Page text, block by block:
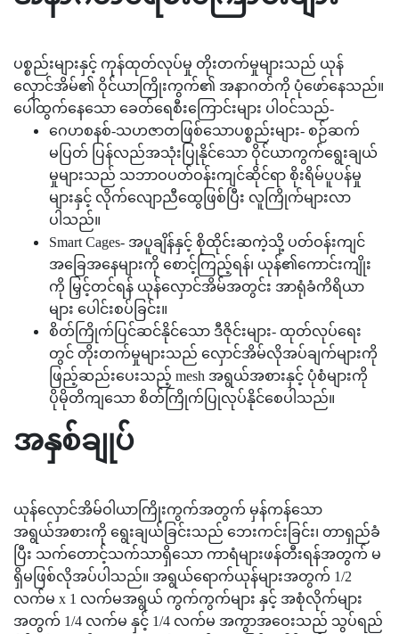
ပစ္စည်းများနှင့် ကုန်ထုတ်လုပ်မှု တိုးတက်မှုများသည် ယုန်
လှောင်အိမ်၏ ဝိုင်ယာကြိုးကွက်၏ အနာဂတ်ကို ပုံဖော်နေသည်။
ပေါ်ထွက်နေသော ခေတ်ရေစီးကြောင်းများ ပါဝင်သည်-
ဂေဟစနစ်-သဟဇာတဖြစ်သောပစ္စည်းများ- စဉ်ဆက်
မပြတ် ပြန်လည်အသုံးပြုနိုင်သော ဝိုင်ယာကွက်ရွေးချယ်
မှုများသည် သဘာဝပတ်ဝန်းကျင်ဆိုင်ရာ စိုးရိမ်ပူပန်မှု
များနှင့် လိုက်လျောညီထွေဖြစ်ပြီး လူကြိုက်များလာ
ပါသည်။
Smart Cages- အပူချိန်နှင့် စိုထိုင်းဆကဲ့သို့ ပတ်ဝန်းကျင်
အခြေအနေများကို စောင့်ကြည့်ရန်၊ ယုန်၏ကောင်းကျိုး
ကို မြှင့်တင်ရန် ယုန်လှောင်အိမ်အတွင်း အာရုံခံကိရိယာ
များ ပေါင်းစပ်ခြင်း။
စိတ်ကြိုက်ပြင်ဆင်နိုင်သော ဒီဇိုင်းများ- ထုတ်လုပ်ရေး
တွင် တိုးတက်မှုများသည် လှောင်အိမ်လိုအပ်ချက်များကို
ဖြည့်ဆည်းပေးသည့် mesh အရွယ်အစားနှင့် ပုံစံများကို
ပိုမိုတိကျသော စိတ်ကြိုက်ပြုလုပ်နိုင်စေပါသည်။
အနှစ်ချုပ်
ယုန်လှောင်အိမ်ဝါယာကြိုးကွက်အတွက် မှန်ကန်သော
အရွယ်အစားကို ရွေးချယ်ခြင်းသည် ဘေးကင်းခြင်း၊ တာရှည်ခံ
ပြီး သက်တောင့်သက်သာရှိသော ကာရံများဖန်တီးရန်အတွက် မ
ရှိမဖြစ်လိုအပ်ပါသည်။ အရွယ်ရောက်ယုန်များအတွက် 1/2
လက်မ x 1 လက်မအရွယ် ကွက်ကွက်များ နှင့် အစုံလိုက်များ
အတွက် 1/4 လက်မ နှင့် 1/4 လက်မ အကွာအဝေးသည် သွပ်ရည်